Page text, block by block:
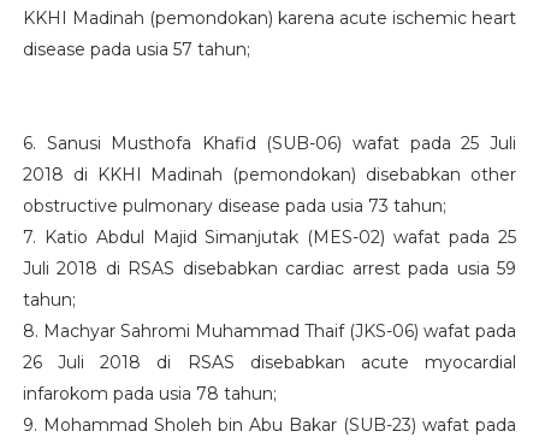
KKHI Madinah (pemondokan) karena acute ischemic heart
disease pada usia 57 tahun;
6. Sanusi Musthofa Khafid (SUB-06) wafat pada 25 Juli
2018 di KKHI Madinah (pemondokan) disebabkan other
obstructive pulmonary disease pada usia 73 tahun;
7. Katio Abdul Majid Simanjutak (MES-02) wafat pada 25
Juli 2018 di RSAS disebabkan cardiac arrest pada usia 59
tahun;
8. Machyar Sahromi Muhammad Thaif (JKS-06) wafat pada
26 Juli 2018 di RSAS disebabkan acute myocardial
infarokom pada usia 78 tahun;
9. Mohammad Sholeh bin Abu Bakar (SUB-23) wafat pada